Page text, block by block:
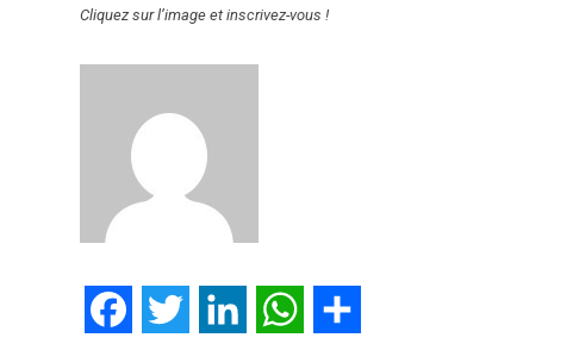
Cliquez sur l’image et inscrivez-vous !
FacebookTwitter LinkedIn WhatsApp